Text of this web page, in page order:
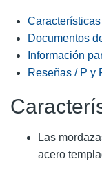
Características
Documentos
Información
Reseñas / P y
Las
acero